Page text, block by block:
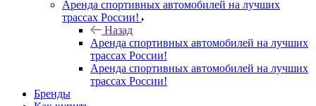
Аренда спортивных автомобилей на лучших
трассах России!
Назад
Аренда спортивных автомобилей на лучших
трассах России!
Аренда спортивных автомобилей на лучших
трассах России!
Бренды